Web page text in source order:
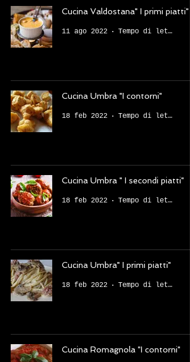
Cucina Valdostana" I primi piatti"
11 ago 2022 Tempo di lettura: 3 min
Cucina Umbra "I contorni"
18 feb 2022 Tempo di lettura: 3 min
Cucina Umbra " I secondi piatti"
18 feb 2022 Tempo di lettura: 4 min
Cucina Umbra" I primi piatti"
18 feb 2022 Tempo di lettura: 5 min
Cucina Romagnola "I contorni"